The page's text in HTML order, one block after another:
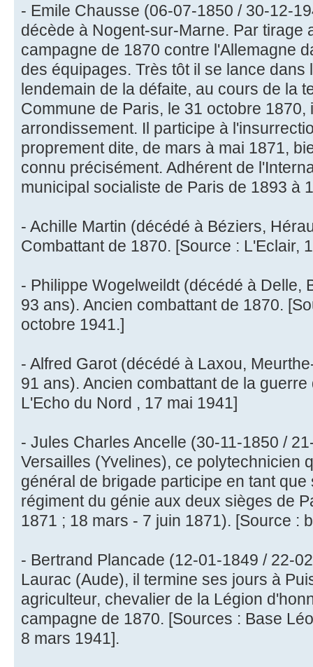
- Emile Chausse (06-07-1850 / 30-12-
décède à Nogent-sur-Marne. Par tirage
campagne de 1870 contre l'Allemagne
des équipages. Très tôt il se lance dans
lendemain de la défaite, au cours de la
Commune de Paris, le 31 octobre
arrondissement. Il participe à
proprement dite, de mars à mai 1871,
connu précisément. Adhérent de
municipal socialiste de Paris de 1893 à
- Achille Martin (décédé à Béziers,
Combattant de 1870. [Source : L'Eclair,
- Philippe Wogelweildt (décédé à Delle,
93 ans). Ancien combattant de 1870.
octobre 1941.]
- Alfred Garot (décédé à Laxou,
91 ans). Ancien combattant de la
L'Echo du Nord , 17 mai 1941]
- Jules Charles Ancelle (30-11-1850 /
Versailles (Yvelines), ce polytechnicien
général de brigade participe en tant
régiment du génie aux deux sièges de
1871 ; 18 mars - 7 juin 1871). [Source :
- Bertrand Plancade (12-01-1849 / 22-
Laurac (Aude), il termine ses jours à
agriculteur, chevalier de la Légion
campagne de 1870. [Sources : Base
8 mars 1941].